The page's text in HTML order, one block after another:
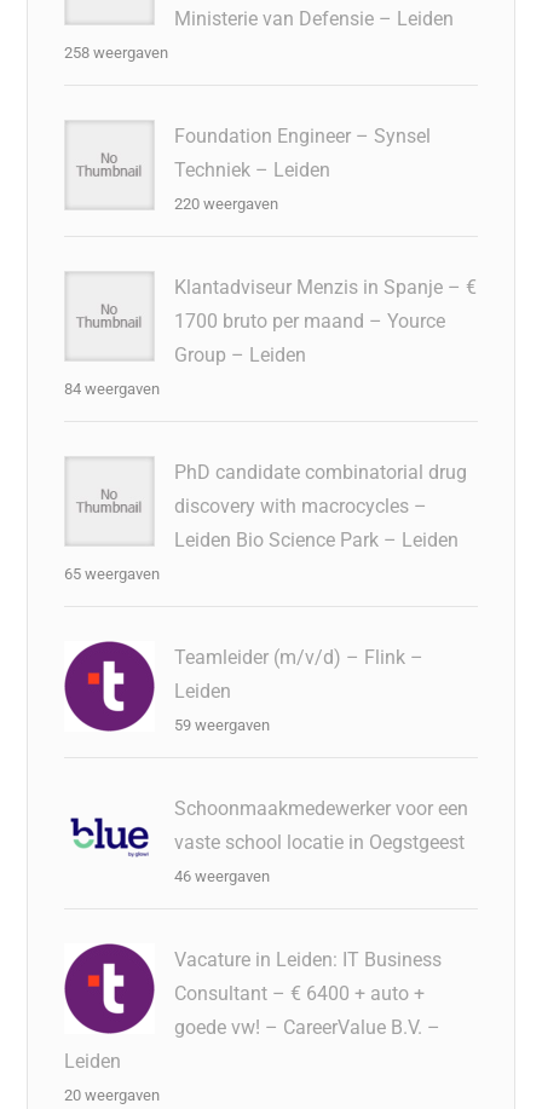
Ministerie van Defensie – Leiden
258 weergaven
Foundation Engineer – Synsel
Techniek – Leiden
220 weergaven
Klantadviseur Menzis in Spanje – €
1700 bruto per maand – Yource
Group – Leiden
84 weergaven
PhD candidate combinatorial drug
discovery with macrocycles –
Leiden Bio Science Park – Leiden
65 weergaven
Teamleider (m/v/d) – Flink –
Leiden
59 weergaven
Schoonmaakmedewerker voor een
vaste school locatie in Oegstgeest
46 weergaven
Vacature in Leiden: IT Business
Consultant – € 6400 + auto +
goede vw! – CareerValue B.V. –
Leiden
20 weergaven